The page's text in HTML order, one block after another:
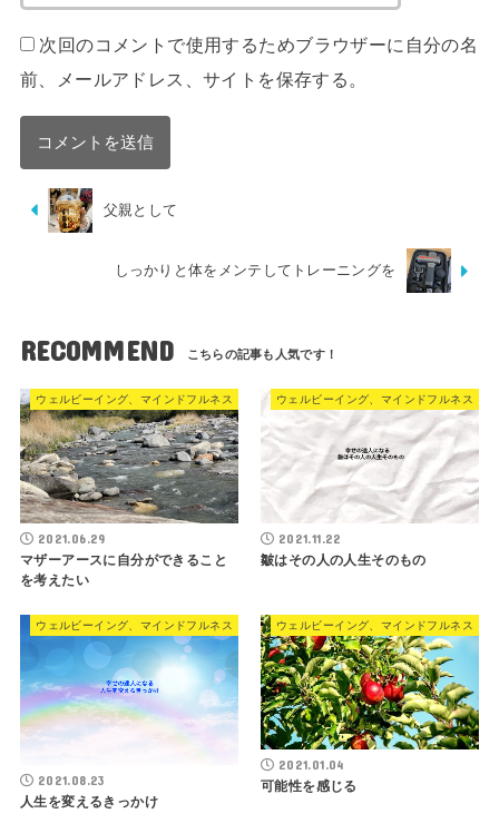
次回のコメントで使用するためブラウザーに自分の名
前、メールアドレス、サイトを保存する。
父親として
しっかりと体をメンテしてトレーニングを
RECOMMEND
ウェルビーイング、マインドフルネス
2021.06.29
マザーアースに自分ができること
を考えたい
ウェルビーイング、マインドフルネス
2021.11.22
皺はその人の人生そのもの
ウェルビーイング、マインドフルネス
2021.08.23
人生を変えるきっかけ
ウェルビーイング、マインドフルネス
2021.01.04
可能性を感じる